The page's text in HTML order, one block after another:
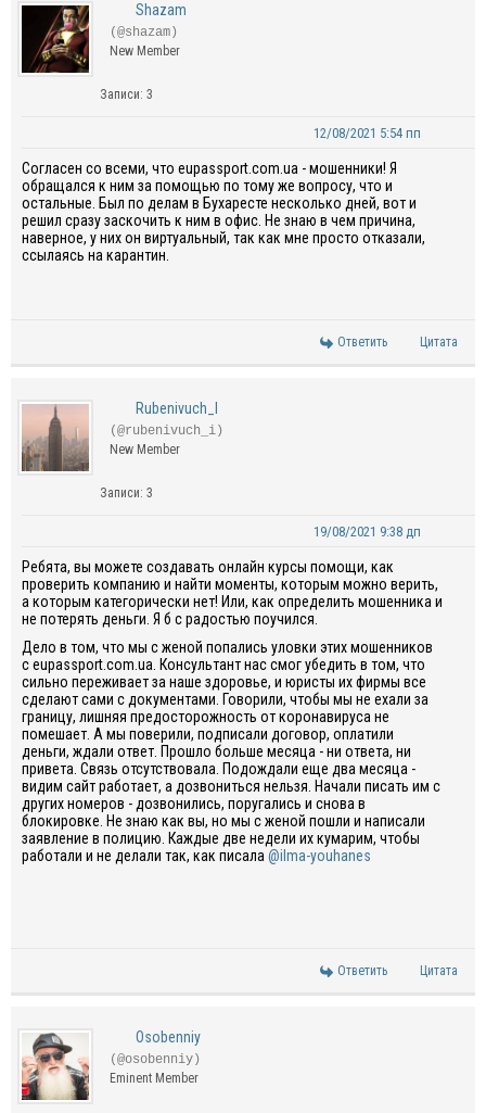
Shazam
(@shazam)
New Member
Записи: 3
12/08/2021 5:54 пп
Согласен со всеми, что eupassport.com.ua - мошенники! Я
обращался к ним за помощью по тому же вопросу, что и
остальные. Был по делам в Бухаресте несколько дней, вот и
решил сразу заскочить к ним в офис. Не знаю в чем причина,
наверное, у них он виртуальный, так как мне просто отказали,
ссылаясь на карантин.
Ответить Цитата
Rubenivuch_I
(@rubenivuch_i)
New Member
Записи: 3
19/08/2021 9:38 дп
Ребята, вы можете создавать онлайн курсы помощи, как
проверить компанию и найти моменты, которым можно верить,
а которым категорически нет! Или, как определить мошенника и
не потерять деньги. Я б с радостью поучился.
Дело в том, что мы с женой попались уловки этих мошенников
с eupassport.com.ua. Консультант нас смог убедить в том, что
сильно переживает за наше здоровье, и юристы их фирмы все
сделают сами с документами. Говорили, чтобы мы не ехали за
границу, лишняя предосторожность от коронавируса не
помешает. А мы поверили, подписали договор, оплатили
деньги, ждали ответ. Прошло больше месяца - ни ответа, ни
привета. Связь отсутствовала. Подождали еще два месяца -
видим сайт работает, а дозвониться нельзя. Начали писать им с
других номеров - дозвонились, поругались и снова в
блокировке. Не знаю как вы, но мы с женой пошли и написали
заявление в полицию. Каждые две недели их кумарим, чтобы
работали и не делали так, как писала @ilma-youhanes
Ответить Цитата
Osobenniy
(@osobenniy)
Eminent Member